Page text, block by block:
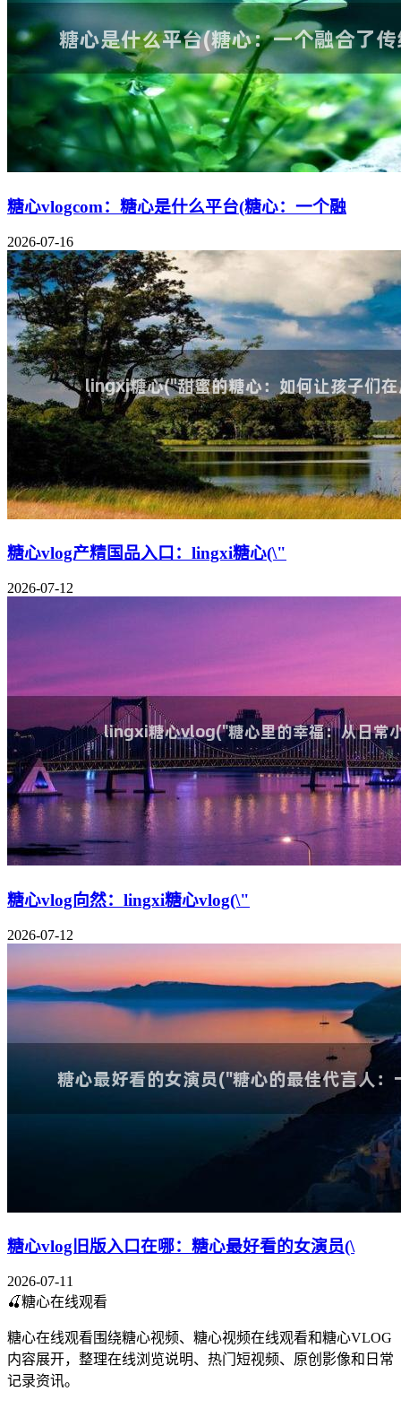
糖心vlogcom：糖心是什么平台(糖心：一个融
2026-07-16
糖心vlog产精国品入口：lingxi糖心(\"
2026-07-12
糖心vlog向然：lingxi糖心vlog(\"
2026-07-12
糖心vlog旧版入口在哪：糖心最好看的女演员(\
2026-07-11
🍒糖心在线观看
糖心在线观看围绕糖心视频、糖心视频在线观看和糖心VLOG
内容展开，整理在线浏览说明、热门短视频、原创影像和日常
记录资讯。